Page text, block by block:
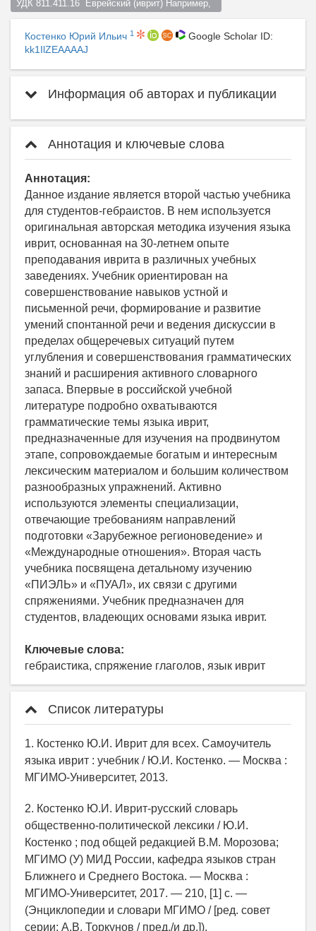
УДК 811.411.16  Еврейский (иврит) Например,
Костенко Юрий Ильич 1
Google Scholar ID:
kk1IlZEAAAAJ
Информация об авторах и публикации
Аннотация и ключевые слова
Аннотация:
Данное издание является второй частью учебника
для студентов-гебраистов. В нем используется
оригинальная авторская методика изучения языка
иврит, основанная на 30-летнем опыте
преподавания иврита в различных учебных
заведениях. Учебник ориентирован на
совершенствование навыков устной и
письменной речи, формирование и развитие
умений спонтанной речи и ведения дискуссии в
пределах общеречевых ситуаций путем
углубления и совершенствования грамматических
знаний и расширения активного словарного
запаса. Впервые в российской учебной
литературе подробно охватываются
грамматические темы языка иврит,
предназначенные для изучения на продвинутом
этапе, сопровождаемые богатым и интересным
лексическим материалом и большим количеством
разнообразных упражнений. Активно
используются элементы специализации,
отвечающие требованиям направлений
подготовки «Зарубежное регионоведение» и
«Международные отношения». Вторая часть
учебника посвящена детальному изучению
«ПИЭЛЬ» и «ПУАЛ», их связи с другими
спряжениями. Учебник предназначен для
студентов, владеющих основами языка иврит.
Ключевые слова:
гебраистика, спряжение глаголов, язык иврит
Список литературы
1. Костенко Ю.И. Иврит для всех. Самоучитель
языка иврит : учебник / Ю.И. Костенко. — Москва :
МГИМО-Университет, 2013.
2. Костенко Ю.И. Иврит-русский словарь
общественно-политической лексики / Ю.И.
Костенко ; под общей редакцией В.М. Морозова;
МГИМО (У) МИД России, кафедра языков стран
Ближнего и Среднего Востока. — Москва :
МГИМО-Университет, 2017. — 210, [1] с. —
(Энциклопедии и словари МГИМО / [ред. совет
серии: А.В. Торкунов / пред./и др.]).